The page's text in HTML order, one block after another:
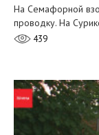
На Семафорной
проводку. На
439